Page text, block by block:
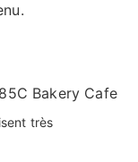
très